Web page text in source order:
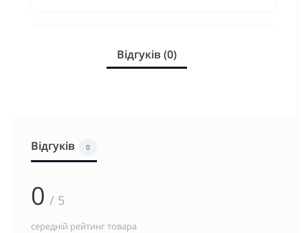
Відгуків (0)
Відгуків 0
0 / 5
середній рейтинг товара